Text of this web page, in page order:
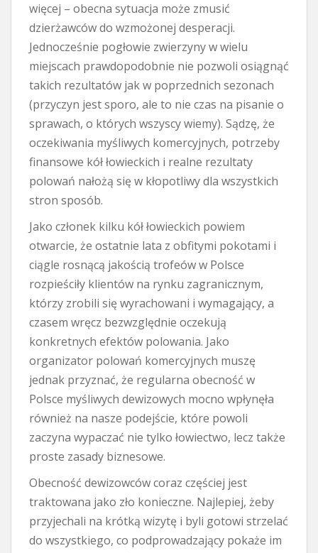
więcej – obecna sytuacja może zmusić
dzierżawców do wzmożonej desperacji.
Jednocześnie pogłowie zwierzyny w wielu
miejscach prawdopodobnie nie pozwoli osiągnąć
takich rezultatów jak w poprzednich sezonach
(przyczyn jest sporo, ale to nie czas na pisanie o
sprawach, o których wszyscy wiemy). Sądzę, że
oczekiwania myśliwych komercyjnych, potrzeby
finansowe kół łowieckich i realne rezultaty
polowań nałożą się w kłopotliwy dla wszystkich
stron sposób.
Jako członek kilku kół łowieckich powiem
otwarcie, że ostatnie lata z obfitymi pokotami i
ciągle rosnącą jakością trofeów w Polsce
rozpieściły klientów na rynku zagranicznym,
którzy zrobili się wyrachowani i wymagający, a
czasem wręcz bezwzględnie oczekują
konkretnych efektów polowania. Jako
organizator polowań komercyjnych muszę
jednak przyznać, że regularna obecność w
Polsce myśliwych dewizowych mocno wpłynęła
również na nasze podejście, które powoli
zaczyna wypaczać nie tylko łowiectwo, lecz także
proste zasady biznesowe.
Obecność dewizowców coraz częściej jest
traktowana jako zło konieczne. Najlepiej, żeby
przyjechali na krótką wizytę i byli gotowi strzelać
do wszystkiego, co podprowadzający pokaże im